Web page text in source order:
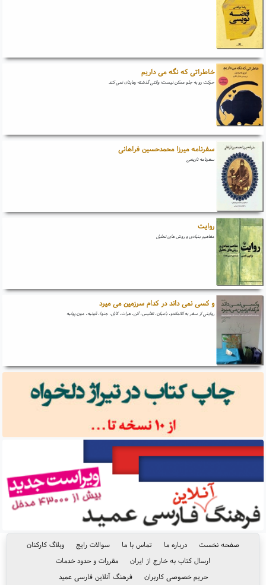
خاطراتی که نگه می داریم
حرکت رو به جلو ممکن نیست؛ وقتی گذشته رهایتان نمی کند
سفرنامه میرزا محمدحسین فراهانی
سفرنامه تاریخی
روایت
مفاهیم بنیادی و روش های تحلیل
و کسی نمی داند در کدام سرزمین می میرد
روایتی از سفر به کاتماندو، بامیان، تفلیس، آتن، هرات، کابل، جنوا، قونیه، مون.پولیه
صفحه نخست درباره ما تماس با ما سوالات رایج
وبلاگ کارکنان
ارسال کتاب به خارج از ایران
مقررات و حدود خدمات
حریم خصوصی کاربران
فرهنگ آنلاین فارسی عمید